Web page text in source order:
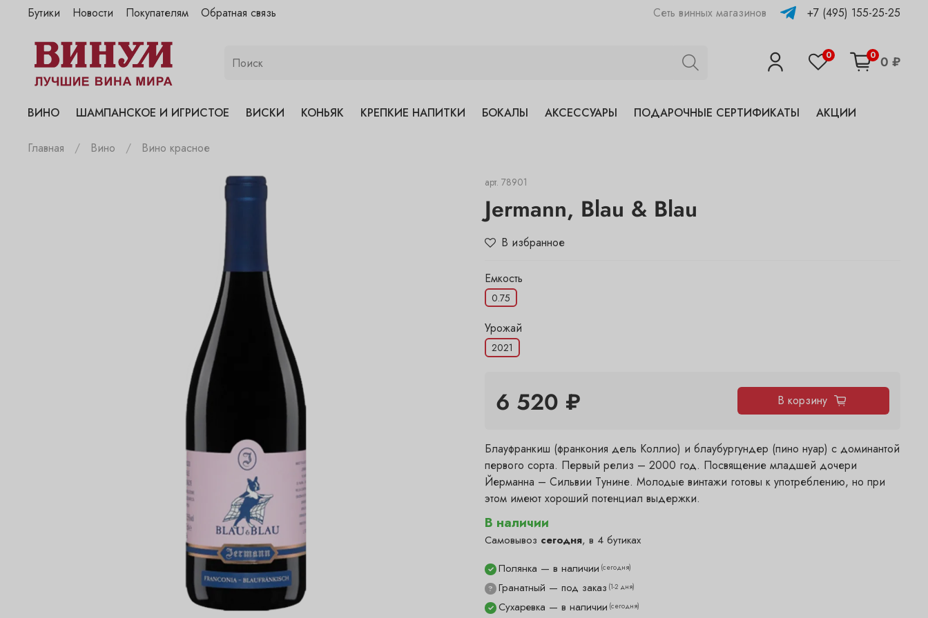
Бутики
"Винум" на Полянке
"Винум" на Гранатном
"Винум" на Сухаревском
"Винум" на Садовнической
Новости Покупателям Обратная связь Сеть винных магазинов +7 (495) 155-25-25
0 0 0 ₽
ВИНО ШАМПАНСКОЕ И ИГРИСТОЕ ВИСКИ КОНЬЯК КРЕПКИЕ НАПИТКИ БОКАЛЫ АКСЕССУАРЫ ПОДАРОЧНЫЕ СЕРТИФИКАТЫ АКЦИИ
Главная Вино Вино красное
арт. 78901
Jermann, Blau & Blau
В избранное
Емкость
0.75
Урожай
2021
6 520 ₽ В корзину
В наличии
Самовывоз сегодня, в 4 бутиках
? Гранатный — под заказ (1-2 дня)
✓ Полянка — в наличии (сегодня)
✓ Сухаревка — в наличии (сегодня)
Блауфранкиш (франкония дель Коллио) и блаубургундер (пино нуар) с доминантой
первого сорта. Первый релиз – 2000 год. Посвящение младшей дочери
Йерманна – Сильвии Тунине. Молодые винтажи готовы к употреблению, но при
этом имеют хороший потенциал выдержки.